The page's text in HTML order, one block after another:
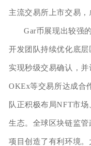
主流交易所上市交易，
Gar币展现出较强
开发团队持续优化底层
实现秒级交易确认，
OKEx等交易所达成合
队正积极布局NFT市
生态。全球区块链监
项目创造了有利环境。